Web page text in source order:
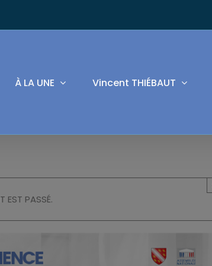
À LA UNE Vincent THIÉBAUT
EST PASSÉ.